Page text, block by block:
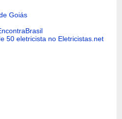
Goiás
50 eletricista no Eletricistas.net